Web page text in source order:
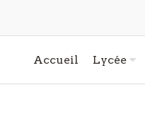
Accueil Lycée